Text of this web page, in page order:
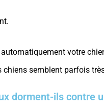
votre
chiens semblent parfois
dorment-ils contre